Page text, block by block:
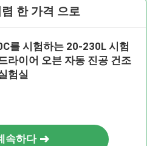
한 가격 으로
를 시험하는 20-230L 시험
라이어 오븐 자동 진공 건조
험실
속하다